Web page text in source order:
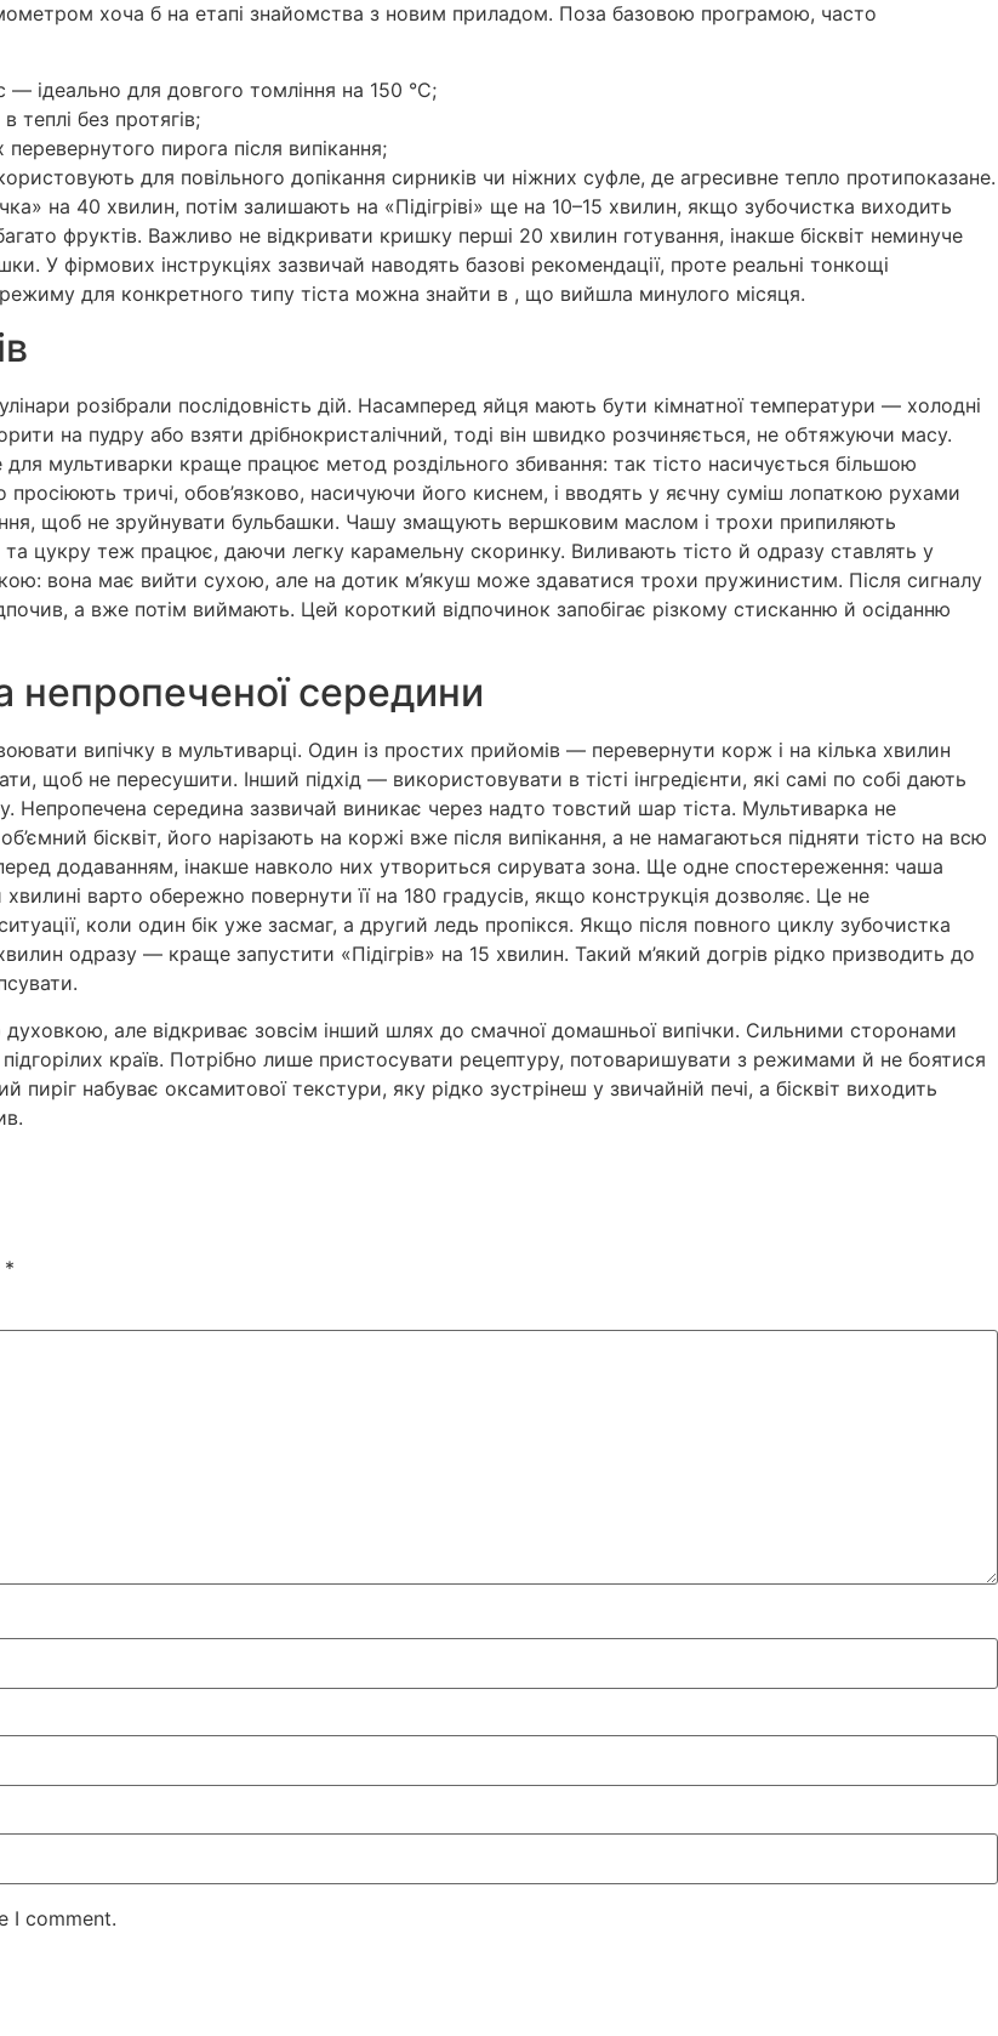
хоча б на етапі знайомства з новим приладом. Поза базовою програмою, часто
ідеально для довгого томління на 150 °C;
теплі без протягів;
пирога після випікання;
для повільного допікання сирників чи ніжних суфле, де агресивне тепло протипоказане.
на 40 хвилин, потім залишають на «Підігріві» ще на 10–15 хвилин, якщо зубочистка виходить
фруктів. Важливо не відкривати кришку перші 20 хвилин готування, інакше бісквіт неминуче
У фірмових інструкціях зазвичай наводять базові рекомендації, проте реальні тонкощі
для конкретного типу тіста можна знайти в , що вийшла минулого місяця.
розібрали послідовність дій. Насамперед яйця мають бути кімнатної температури — холодні
на пудру або взяти дрібнокристалічний, тоді він швидко розчиняється, не обтяжуючи масу.
мультиварки краще працює метод роздільного збивання: так тісто насичується більшою
просіюють тричі, обов’язково, насичуючи його киснем, і вводять у яєчну суміш лопаткою рухами
щоб не зруйнувати бульбашки. Чашу змащують вершковим маслом і трохи припиляють
цукру теж працює, даючи легку карамельну скоринку. Виливають тісто й одразу ставлять у
вона має вийти сухою, але на дотик м’якуш може здаватися трохи пружинистим. Після сигналу
а вже потім виймають. Цей короткий відпочинок запобігає різкому стисканню й осіданню
непропеченої середини
випічку в мультиварці. Один із простих прийомів — перевернути корж і на кілька хвилин
щоб не пересушити. Інший підхід — використовувати в тісті інгредієнти, які самі по собі дають
Непропечена середина зазвичай виникає через надто товстий шар тіста. Мультиварка не
бісквіт, його нарізають на коржі вже після випікання, а не намагаються підняти тісто на всю
додаванням, інакше навколо них утвориться сирувата зона. Ще одне спостереження: чаша
варто обережно повернути її на 180 градусів, якщо конструкція дозволяє. Це не
коли один бік уже засмаг, а другий ледь пропікся. Якщо після повного циклу зубочистка
одразу — краще запустити «Підігрів» на 15 хвилин. Такий м’який догрів рідко призводить до
але відкриває зовсім інший шлях до смачної домашньої випічки. Сильними сторонами
країв. Потрібно лише пристосувати рецептуру, потоваришувати з режимами й не боятися
набуває оксамитової текстури, яку рідко зустрінеш у звичайній печі, а бісквіт виходить
*
I comment.